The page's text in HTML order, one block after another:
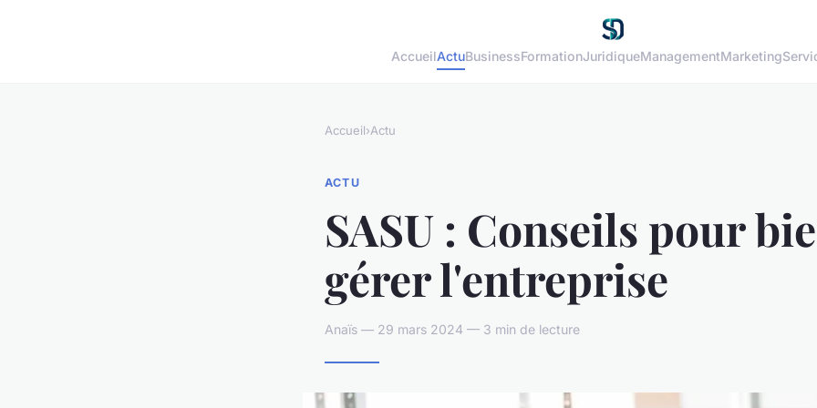
AccueilActuBusinessFormationJuridiqueManagementMarketing
Accueil›Actu
ACTU
SASU : Conseils pour
gérer l'entreprise
Anaïs — 29 mars 2024 — 3 min de lecture